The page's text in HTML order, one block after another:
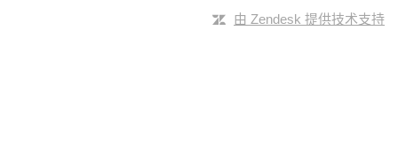
由 Zendesk 提供技术支持